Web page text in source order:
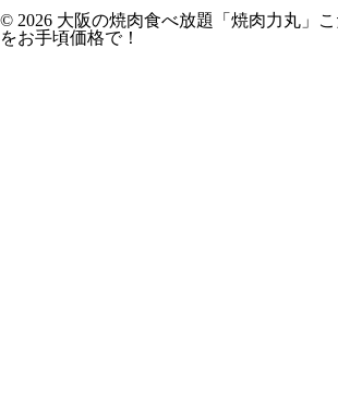
© 2026 大阪の焼肉食べ放題「焼肉力丸」
をお手頃価格で！